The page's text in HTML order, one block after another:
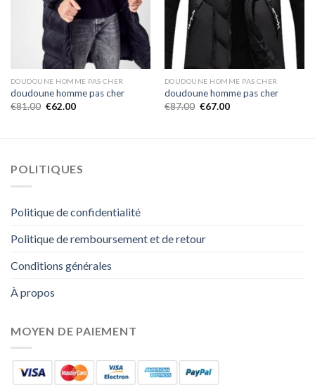
DOUDOUNE HOMME PAS CHER
doudoune homme pas cher
€81.00 €62.00
DOUDOUNE HOMME PAS CHER
doudoune homme pas cher
€87.00 €67.00
POLITIQUES
Politique de confidentialité
Politique de remboursement et de retour
Conditions générales
À propos
MOYEN DE PAIEMENT